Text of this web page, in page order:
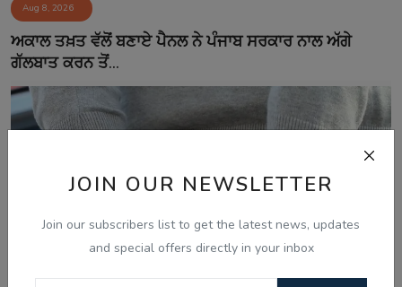
JOIN OUR NEWSLETTER
Join our subscribers list to get the latest news, updates
and special offers directly in your inbox
Aug 8, 2026
ਅਕਾਲ ਤਖ਼ਤ ਵੱਲੋਂ ਬਣਾਏ ਪੈਨਲ ਨੇ ਪੰਜਾਬ ਸਰਕਾਰ ਨਾਲ ਅੱਗੇ
ਗੱਲਬਾਤ ਕਰਨ ਤੋਂ...